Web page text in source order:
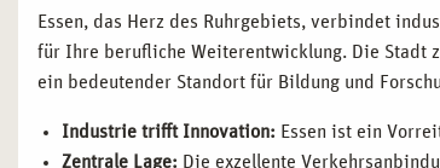
Essen, das Herz des Ruhrgebiets, verbindet
für Ihre berufliche Weiterentwicklung. Die Stadt
ein bedeutender Standort für Bildung und
Industrie trifft Innovation: Essen ist ein
Zentrale Lage: Die exzellente